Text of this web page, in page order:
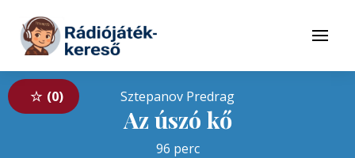
Tovább a tartalomhoz
Menü
0 Sztepanov Predrag
Az úszó kő
96 perc